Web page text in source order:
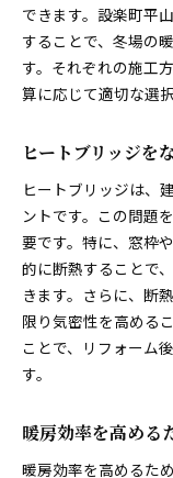
できます。設楽町平
することで、冬場の
す。それぞれの施工
算に応じて適切な選
ヒートブリッジを
ヒートブリッジは、
ントです。この問題
要です。特に、窓枠
的に断熱することで
きます。さらに、断
限り気密性を高める
ことで、リフォーム
す。
暖房効率を高める
暖房効率を高めるた